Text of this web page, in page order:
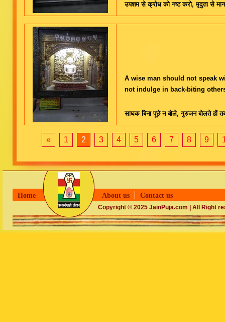
उपशम से क्रोध को नष्ट करो, मृदुता से
A wise man should not speak
not indulge in back-biting
साघक बिना पूछे न बोले, गुरुजन बोलते हों
« 1 2 3 4 5 6 7 8 9
Home About us Contact us
Copyright © 2025 JainPuja.com | All Right